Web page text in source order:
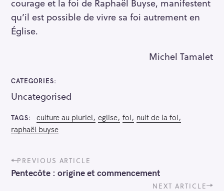
courage et la foi de Raphaël Buyse, manifestent
qu’il est possible de vivre sa foi autrement en
Église.
Michel Tamalet
CATEGORIES
Uncategorised
TAGS culture au pluriel eglise foi
nuit de la foi
raphaël buyse
P
o
s
PREVIOUS ARTICLE
Pentecôte : origine et commencement
NEXT ARTICLE
e
a
r
o
: